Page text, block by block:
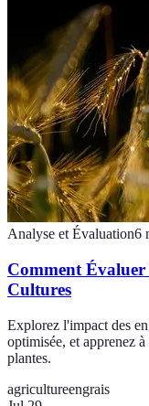
Analyse et Évaluation6
Comment
Cultures
Explorez l'impact des
optimisée, et apprenez
plantes.
agricultureengrais